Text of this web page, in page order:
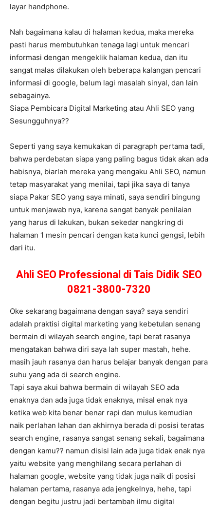
layar handphone.
Nah bagaimana kalau di halaman kedua, maka mereka
pasti harus membutuhkan tenaga lagi untuk mencari
informasi dengan mengeklik halaman kedua, dan itu
sangat malas dilakukan oleh beberapa kalangan pencari
informasi di google, belum lagi masalah sinyal, dan lain
sebagainya.
Siapa Pembicara Digital Marketing atau Ahli SEO yang
Sesungguhnya??
Seperti yang saya kemukakan di paragraph pertama tadi,
bahwa perdebatan siapa yang paling bagus tidak akan ada
habisnya, biarlah mereka yang mengaku Ahli SEO, namun
tetap masyarakat yang menilai, tapi jika saya di tanya
siapa Pakar SEO yang saya minati, saya sendiri bingung
untuk menjawab nya, karena sangat banyak penilaian
yang harus di lakukan, bukan sekedar nangkring di
halaman 1 mesin pencari dengan kata kunci gengsi, lebih
dari itu.
Ahli SEO Professional di Tais Didik SEO
0821-3800-7320
Oke sekarang bagaimana dengan saya? saya sendiri
adalah praktisi digital marketing yang kebetulan senang
bermain di wilayah search engine, tapi berat rasanya
mengatakan bahwa diri saya lah super mastah, hehe.
masih jauh rasanya dan harus belajar banyak dengan para
suhu yang ada di search engine.
Tapi saya akui bahwa bermain di wilayah SEO ada
enaknya dan ada juga tidak enaknya, misal enak nya
ketika web kita benar benar rapi dan mulus kemudian
naik perlahan lahan dan akhirnya berada di posisi teratas
search engine, rasanya sangat senang sekali, bagaimana
dengan kamu?? namun disisi lain ada juga tidak enak nya
yaitu website yang menghilang secara perlahan di
halaman google, website yang tidak juga naik di posisi
halaman pertama, rasanya ada jengkelnya, hehe, tapi
dengan begitu justru jadi bertambah ilmu digital